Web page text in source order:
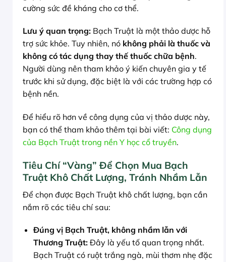
cường sức đề kháng cho cơ thể.
Lưu ý quan trọng: Bạch Truật là một thảo dược hỗ
trợ sức khỏe. Tuy nhiên, nó không phải là thuốc và
không có tác dụng thay thế thuốc chữa bệnh.
Người dùng nên tham khảo ý kiến chuyên gia y tế
trước khi sử dụng, đặc biệt là với các trường hợp có
bệnh nền.
Để hiểu rõ hơn về công dụng của vị thảo dược này,
bạn có thể tham khảo thêm tại bài viết: Công dụng
của Bạch Truật trong nền Y học cổ truyền.
Tiêu Chí “Vàng” Để Chọn Mua Bạch
Truật Khô Chất Lượng, Tránh Nhầm Lẫn
Để chọn được Bạch Truật khô chất lượng, bạn cần
nắm rõ các tiêu chí sau:
Đúng vị Bạch Truật, không nhầm lẫn với
Thương Truật:Đây là yếu tố quan trọng nhất.
Bạch Truật có ruột trắng ngà, mùi thơm nhẹ đặc